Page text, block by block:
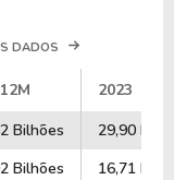
DADOS
2023
Bilhões
29,90
Bilhões
16,71